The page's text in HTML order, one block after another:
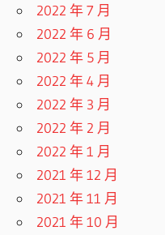
2022 年 7 月
2022 年 6 月
2022 年 5 月
2022 年 4 月
2022 年 3 月
2022 年 2 月
2022 年 1 月
2021 年 12 月
2021 年 11 月
2021 年 10 月